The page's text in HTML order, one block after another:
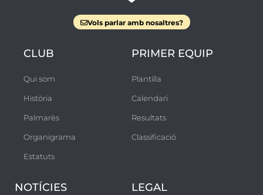
Vols parlar amb nosaltres?
CLUB
Qui som
Història
Palmarès
Organigrama
Estatuts
PRIMER EQUIP
Plantilla
Calendari
Resultats
Classificació
NOTÍCIES LEGAL